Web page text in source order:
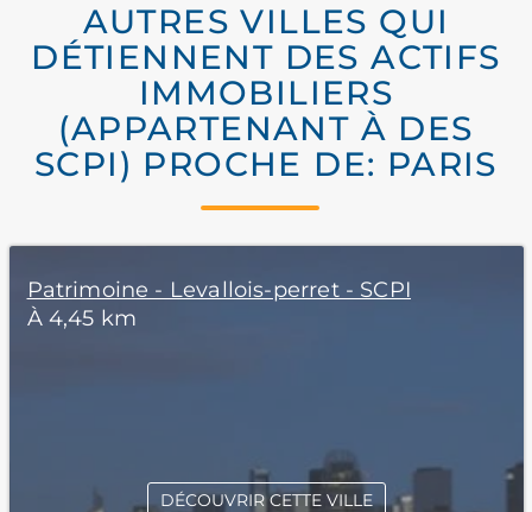
AUTRES VILLES QUI
DÉTIENNENT DES ACTIFS
IMMOBILIERS
(APPARTENANT À DES
SCPI) PROCHE DE: PARIS
Patrimoine - Levallois-perret - SCPI
À 4,45 km
DÉCOUVRIR CETTE VILLE